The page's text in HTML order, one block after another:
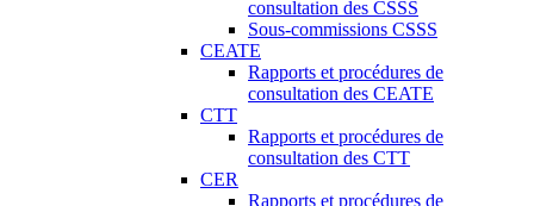
consultation des CSSS
Sous-commissions CSSS
CEATE
Rapports et procédures de
consultation des CEATE
CTT
Rapports et procédures de
consultation des CTT
CER
Rapports et procédures de